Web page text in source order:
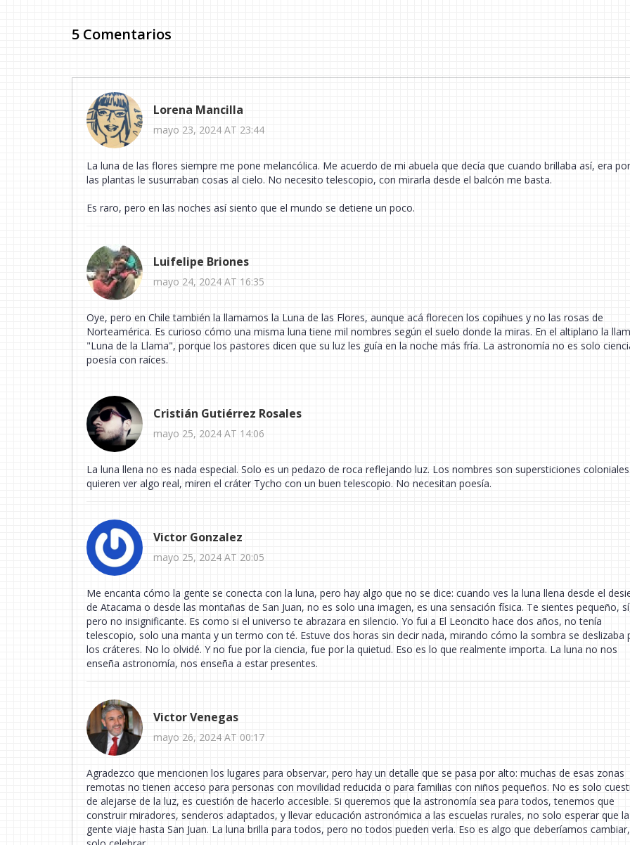
5 Comentarios
Lorena Mancilla
mayo 23, 2024 AT 23:44
La luna de las flores siempre me pone melancólica. Me acuerdo de mi abuela que decía que cuando brillaba así, era
las plantas le susurraban cosas al cielo. No necesito telescopio, con mirarla desde el balcón me basta.
Es raro, pero en las noches así siento que el mundo se detiene un poco.
Luifelipe Briones
mayo 24, 2024 AT 16:35
Oye, pero en Chile también la llamamos la Luna de las Flores, aunque acá florecen los copihues y no las rosas de
Norteamérica. Es curioso cómo una misma luna tiene mil nombres según el suelo donde la miras. En el altiplano la
"Luna de la Llama", porque los pastores dicen que su luz les guía en la noche más fría. La astronomía no es solo
poesía con raíces.
Cristián Gutiérrez Rosales
mayo 25, 2024 AT 14:06
La luna llena no es nada especial. Solo es un pedazo de roca reflejando luz. Los nombres son supersticiones
quieren ver algo real, miren el cráter Tycho con un buen telescopio. No necesitan poesía.
Victor Gonzalez
mayo 25, 2024 AT 20:05
Me encanta cómo la gente se conecta con la luna, pero hay algo que no se dice: cuando ves la luna llena desde el
de Atacama o desde las montañas de San Juan, no es solo una imagen, es una sensación física. Te sientes pequeño,
pero no insignificante. Es como si el universo te abrazara en silencio. Yo fui a El Leoncito hace dos años, no tenía
telescopio, solo una manta y un termo con té. Estuve dos horas sin decir nada, mirando cómo la sombra se deslizaba
los cráteres. No lo olvidé. Y no fue por la ciencia, fue por la quietud. Eso es lo que realmente importa. La luna no nos
enseña astronomía, nos enseña a estar presentes.
Victor Venegas
mayo 26, 2024 AT 00:17
Agradezco que mencionen los lugares para observar, pero hay un detalle que se pasa por alto: muchas de esas zonas
remotas no tienen acceso para personas con movilidad reducida o para familias con niños pequeños. No es solo
de alejarse de la luz, es cuestión de hacerlo accesible. Si queremos que la astronomía sea para todos, tenemos que
construir miradores, senderos adaptados, y llevar educación astronómica a las escuelas rurales, no solo esperar que la
gente viaje hasta San Juan. La luna brilla para todos, pero no todos pueden verla. Eso es algo que deberíamos